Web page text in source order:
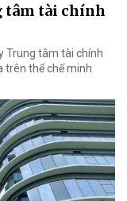
tâm tài chính
Trung tâm tài chính
trên thể chế minh